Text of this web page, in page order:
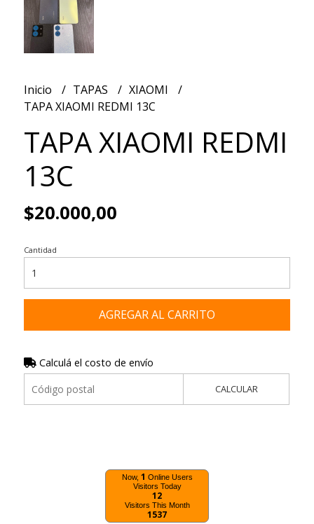
Inicio TAPAS
XIAOMI
TAPA XIAOMI REDMI 13C
TAPA XIAOMI REDMI
13C
$20.000,00
Cantidad
AGREGAR AL CARRITO
Calculá el costo de envío
CALCULAR
Now, 1 Online Users
Visitors Today
12
Visitors This Month
1537